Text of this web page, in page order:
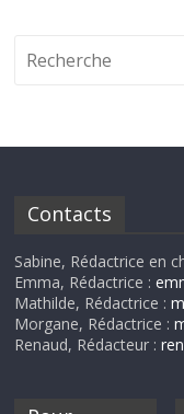
Contacts
Sabine, Rédactrice en
Emma, Rédactrice :
Mathilde, Rédactrice :
Morgane, Rédactrice :
Renaud, Rédacteur :